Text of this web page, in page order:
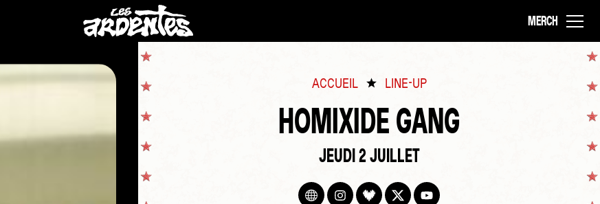
MERCH
ACCUEIL LINE-UP
HOMIXIDE GANG
JEUDI 2 JUILLET